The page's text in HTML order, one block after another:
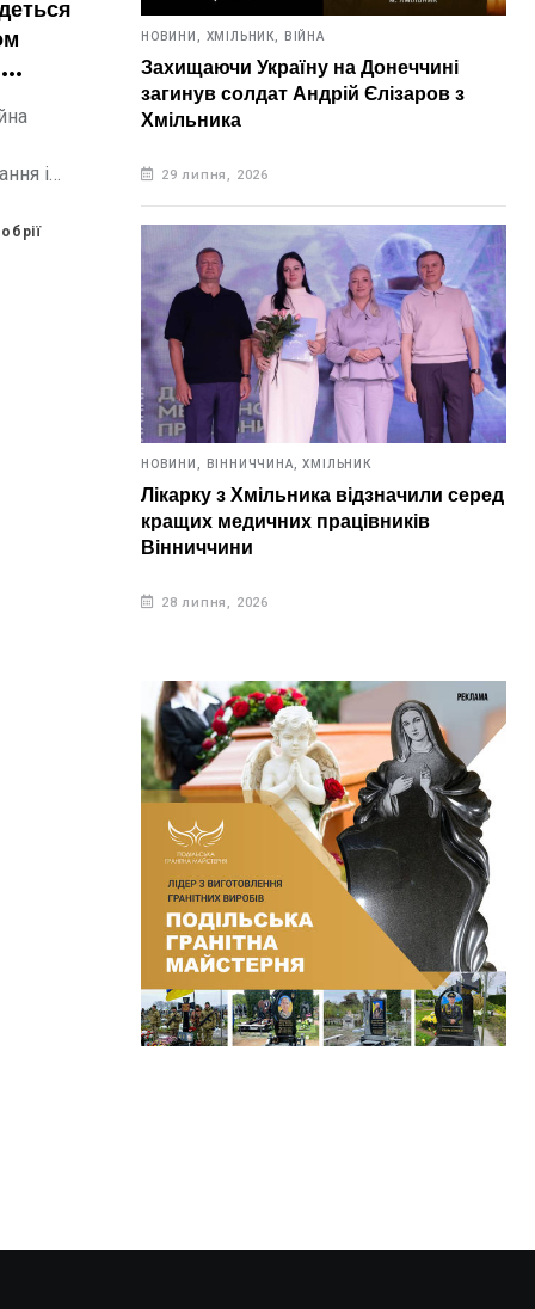
і
НОВИНИ, ХМІЛЬНИК, ВІЙНА
Захищаючи Україну на Донеччині
загинув солдат Андрій Єлізаров з
Хмільника
29 липня, 2026
НОВИНИ, ВІННИЧЧИНА, ХМІЛЬНИК
Лікарку з Хмільника відзначили серед
кращих медичних працівників
Вінниччини
28 липня, 2026